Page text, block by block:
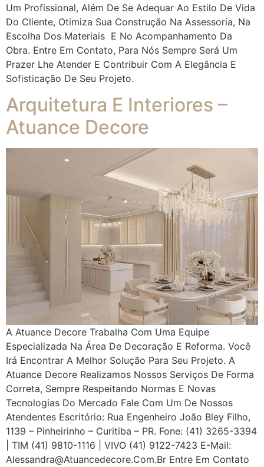
Um Profissional, Além De Se Adequar Ao Estilo De Vida
Do Cliente, Otimiza Sua Construção Na Assessoria, Na
Escolha Dos Materiais E No Acompanhamento Da
Obra. Entre Em Contato, Para Nós Sempre Será Um
Prazer Lhe Atender E Contribuir Com A Elegância E
Sofisticação De Seu Projeto.
Arquitetura E Interiores –
Atuance Decore
A Atuance Decore Trabalha Com Uma Equipe
Especializada Na Área De Decoração E Reforma. Você
Irá Encontrar A Melhor Solução Para Seu Projeto. A
Atuance Decore Realizamos Nossos Serviços De Forma
Correta, Sempre Respeitando Normas E Novas
Tecnologias Do Mercado Fale Com Um De Nossos
Atendentes Escritório: Rua Engenheiro João Bley Filho,
1139 – Pinheirinho – Curitiba – PR. Fone: (41) 3265-3394
| TIM (41) 9810-1116 | VIVO (41) 9122-7423 E-Mail:
Alessandra@atuancedecore.com.br Entre Em Contato